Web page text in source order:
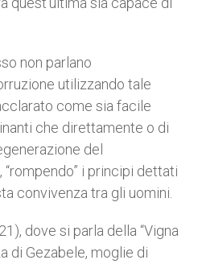
non parlano
utilizzando tale
come sia facile
che direttamente o di
del
i principi dettati
convivenza tra gli uomini.
dove si parla della “Vigna
di Gezabele, moglie di